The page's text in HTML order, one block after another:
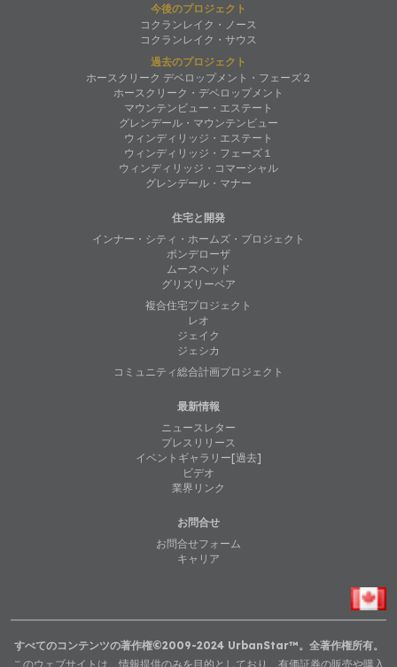
今後のプロジェクト
コクランレイク・ノース
コクランレイク・サウス
過去のプロジェクト
ホースクリーク デベロップメント・フェーズ２
ホースクリーク・デベロップメント
マウンテンビュー・エステート
グレンデール・マウンテンビュー
ウィンディリッジ・エステート
ウィンディリッジ・フェーズ１
ウィンディリッジ・コマーシャル
グレンデール・マナー
住宅と開発
インナー・シティ・ホームズ・プロジェクト
ポンデローザ
ムースヘッド
グリズリーベア
複合住宅プロジェクト
レオ
ジェイク
ジェシカ
コミュニティ総合計画プロジェクト
最新情報
ニュースレター
プレスリリース
イベントギャラリー[過去]
ビデオ
業界リンク
お問合せ
お問合せフォーム
キャリア
すべてのコンテンツの著作権©2009-2024 UrbanStar™。全著作権所有。
このウェブサイトは、情報提供のみを目的としており、有価証券の販売や購入